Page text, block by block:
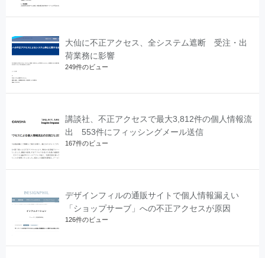
大仙に不正アクセス、全システム遮断 受注・出
荷業務に影響
249件のビュー
講談社、不正アクセスで最大3,812件の個人情報流
出 553件にフィッシングメール送信
167件のビュー
デザインフィルの通販サイトで個人情報漏えい
「ショップサーブ」への不正アクセスが原因
126件のビュー